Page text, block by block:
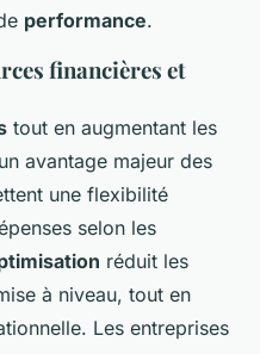
performance.
financières et
tout en augmentant les
avantage majeur des
une flexibilité
selon les
réduit les
à niveau, tout en
Les entreprises